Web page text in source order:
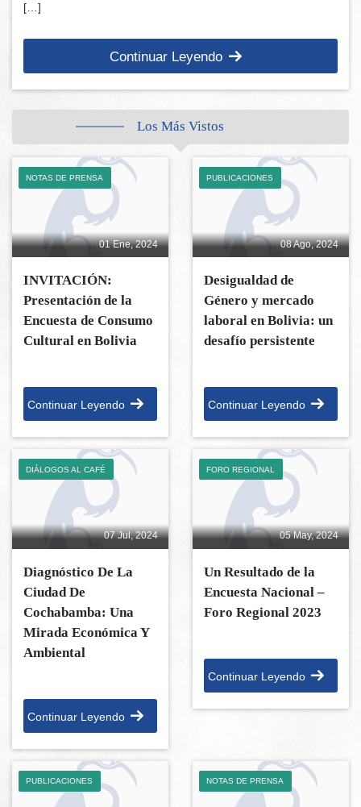
Los Más Vistos
01 Ene, 2024
NOTAS DE PRENSA
INVITACIÓN:
Presentación de la
Encuesta de Consumo
Cultural en Bolivia
Continuar Leyendo
08 Ago, 2024
PUBLICACIONES
Desigualdad de
Género y mercado
laboral en Bolivia: un
desafío persistente
Continuar Leyendo
07 Jul, 2024
DIÁLOGOS AL CAFÉ
Diagnóstico De La
Ciudad De
Cochabamba: Una
Mirada Económica Y
Ambiental
Continuar Leyendo
05 May, 2024
FORO REGIONAL
Un Resultado de la
Encuesta Nacional –
Foro Regional 2023
Continuar Leyendo
PUBLICACIONES NOTAS DE PRENSA
[…]
Continuar Leyendo